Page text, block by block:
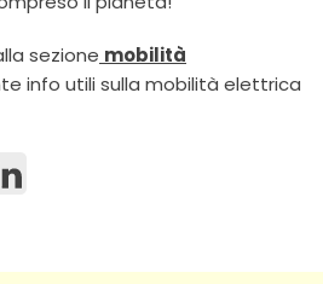
sezione mobilità
info utili sulla mobilità elettrica